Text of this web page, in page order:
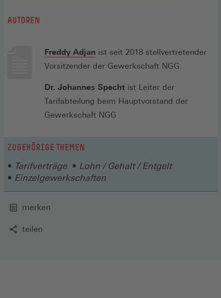
AUTOREN
Freddy Adjan (Öffnet
in
neuen
Fenster)
ist seit 2018 stellvertretender
Vorsitzender der Gewerkschaft NGG.
Dr. Johannes Specht ist Leiter der
Tarifabteilung beim Hauptvorstand der
Gewerkschaft NGG
ZUGEHÖRIGE THEMEN
Tarifverträge
Lohn / Gehalt / Entgelt
Einzelgewerkschaften
merken
teilen